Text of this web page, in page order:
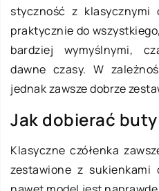
styczność z klasycznymi
praktycznie do
bardziej wymyślnymi,
dawne czasy. W
jednak zawsze dobrze
Jak dobierać
Klasyczne czółenka
zestawione z sukienkami